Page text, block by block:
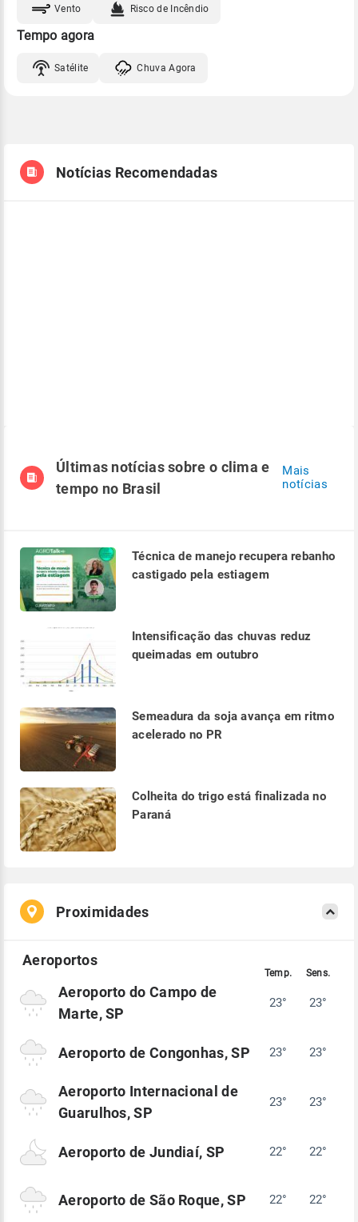
Vento Risco de Incêndio
Tempo agora
Satélite Chuva Agora
Notícias Recomendadas
Últimas notícias sobre o clima e
tempo no Brasil
Mais
notícias
Técnica de manejo recupera rebanho
castigado pela estiagem
Intensificação das chuvas reduz
queimadas em outubro
Semeadura da soja avança em ritmo
acelerado no PR
Colheita do trigo está finalizada no
Paraná
Proximidades
Aeroporto do Campo de
Marte, SP
23° 23°
Aeroporto de Congonhas, SP 23° 23°
Aeroporto Internacional de
Guarulhos, SP
23° 23°
Aeroporto de Jundiaí, SP 22° 22°
Aeroporto de São Roque, SP 22° 22°